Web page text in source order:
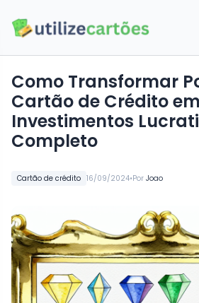
Cartão de crédito 16/09/2024•Por Joao
Como Transformar
Cartão de Crédito em
Investimentos
Completo